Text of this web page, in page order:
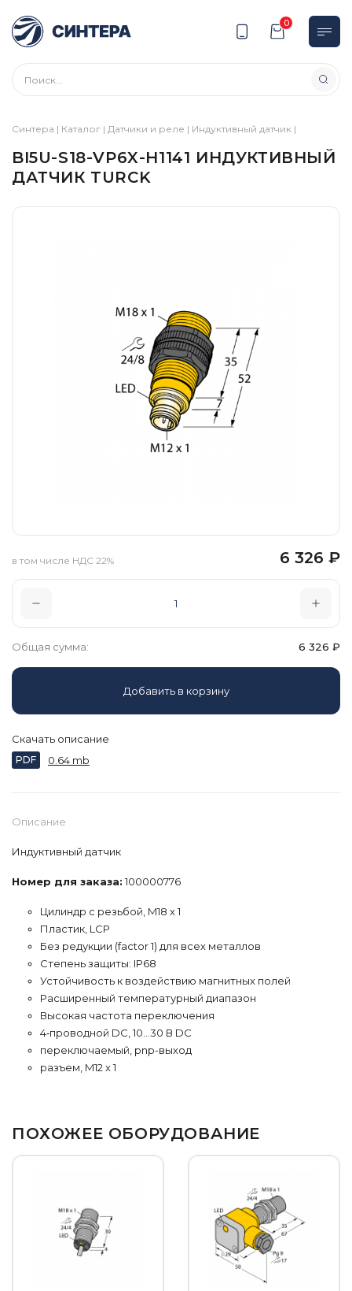
0
Синтера | Каталог | Датчики и реле | Индуктивный датчик |
BI5U-S18-VP6X-H1141 ИНДУКТИВНЫЙ
ДАТЧИК TURCK
Описание
Индуктивный датчик
Номер для заказа: 100000776
Цилиндр с резьбой, M18 x 1
Пластик, LCP
Без редукции (factor 1) для всех металлов
Степень защиты: IP68
Устойчивость к воздействию магнитных полей
Расширенный температурный диапазон
Высокая частота переключения
4‐проводной DC, 10…30 В DC
переключаемый, pnp-выход
разъем, M12 x 1
6 326 ₽
в том числе НДС 22%
Общая сумма: 6 326 ₽
Добавить в корзину
Скачать описание
PDF 0.64 mb
ПОХОЖЕЕ ОБОРУДОВАНИЕ